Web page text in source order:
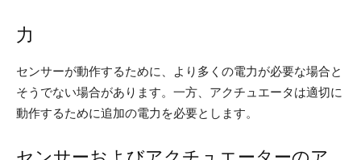
力
センサーが動作するために、より多くの電力が必要な場合と
そうでない場合があります。一方、アクチュエータは適切に
動作するために追加の電力を必要とします。